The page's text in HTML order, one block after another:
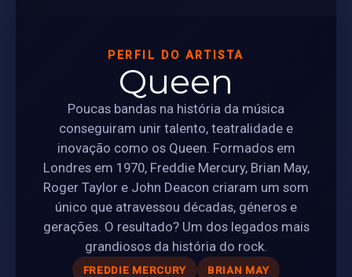
PERFIL DO ARTISTA
Queen
Poucas bandas na história da música
conseguiram unir talento, teatralidade e
inovação como os Queen. Formados em
Londres em 1970, Freddie Mercury, Brian May,
Roger Taylor e John Deacon criaram um som
único que atravessou décadas, géneros e
gerações. O resultado? Um dos legados mais
grandiosos da história do rock.
FREDDIE MERCURY BRIAN MAY